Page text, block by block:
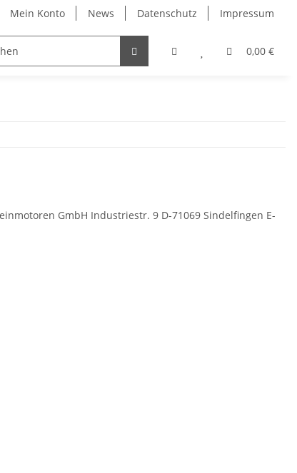
Mein Konto News Datenschutz Impressum
0,00 €
GmbH Industriestr. 9 D-71069 Sindelfingen E-